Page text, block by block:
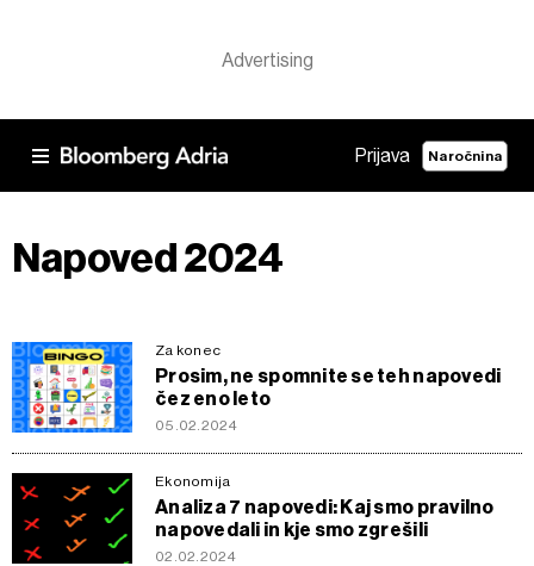
Prijava Naročnina
Napoved 2024
Za konec
Prosim, ne spomnite se teh napovedi
čez eno leto
05.02.2024
Ekonomija
Analiza 7 napovedi: Kaj smo pravilno
napovedali in kje smo zgrešili
02.02.2024